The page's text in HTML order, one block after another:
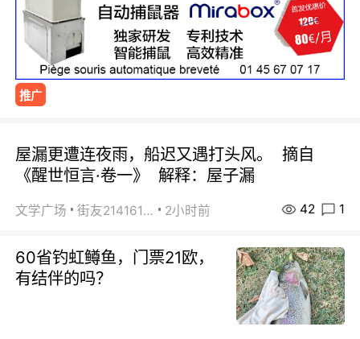
推广
屋漏更遭连夜雨，船迟又遇打头风。 摘自
《醒世恒言·卷一》 解释：屋子漏
文学广场 街友21416156 2小时前 42 1
60省钓虹鳟鱼，门票21欧，
有结伴的吗？